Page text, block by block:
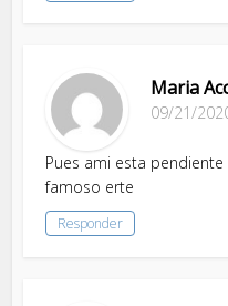
Maria
09/21/
Pues ami esta
famoso erte
Responder